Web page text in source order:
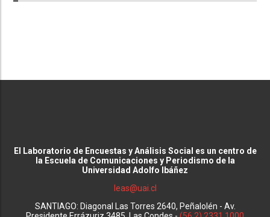
El Laboratorio de Encuestas y Análisis Social es un centro de
la Escuela de Comunicaciones y Periodismo de la
Universidad Adolfo Ibáñez
leas@uai.cl
SANTIAGO: Diagonal Las Torres 2640, Peñalolén - Av.